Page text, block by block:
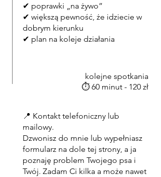
✔ poprawki „na żywo”
✔ większą pewność, że idziecie w
dobrym kierunku
✔ plan na koleje działania
kolejne spotkania
⏱ 60 minut - 120 zł
📍 Kontakt telefoniczny lub
mailowy.
Dzwonisz do mnie lub wypełniasz
formularz na dole tej strony, a ja
poznaję problem Twojego psa i
Twój. Zadam Ci kilka a może nawet